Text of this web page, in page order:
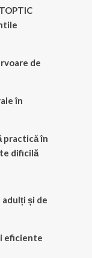
de
în
practică în
dificilă
adulți și de
eficiente